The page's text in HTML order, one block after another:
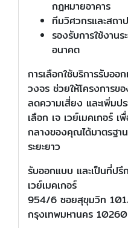
กฎหมายอาคาร
ทีมวิศวกรและสถ
รองรับการใช้งานร
อนาคต
การเลือกใช้บริการรับอ
วงจร ช่วยให้โครงการข
ลดความเสี่ยง และเพิ่มป
เลือก เจ เวย์เมคเกอร์ เ
กลางของคุณได้มาตรฐา
ระยะยาว
รับออกแบบ และเป็นที่ป
เวย์เมคเกอร์
954/6 ซอยสุขุมวิท
กรุงเทพมหานคร 10260